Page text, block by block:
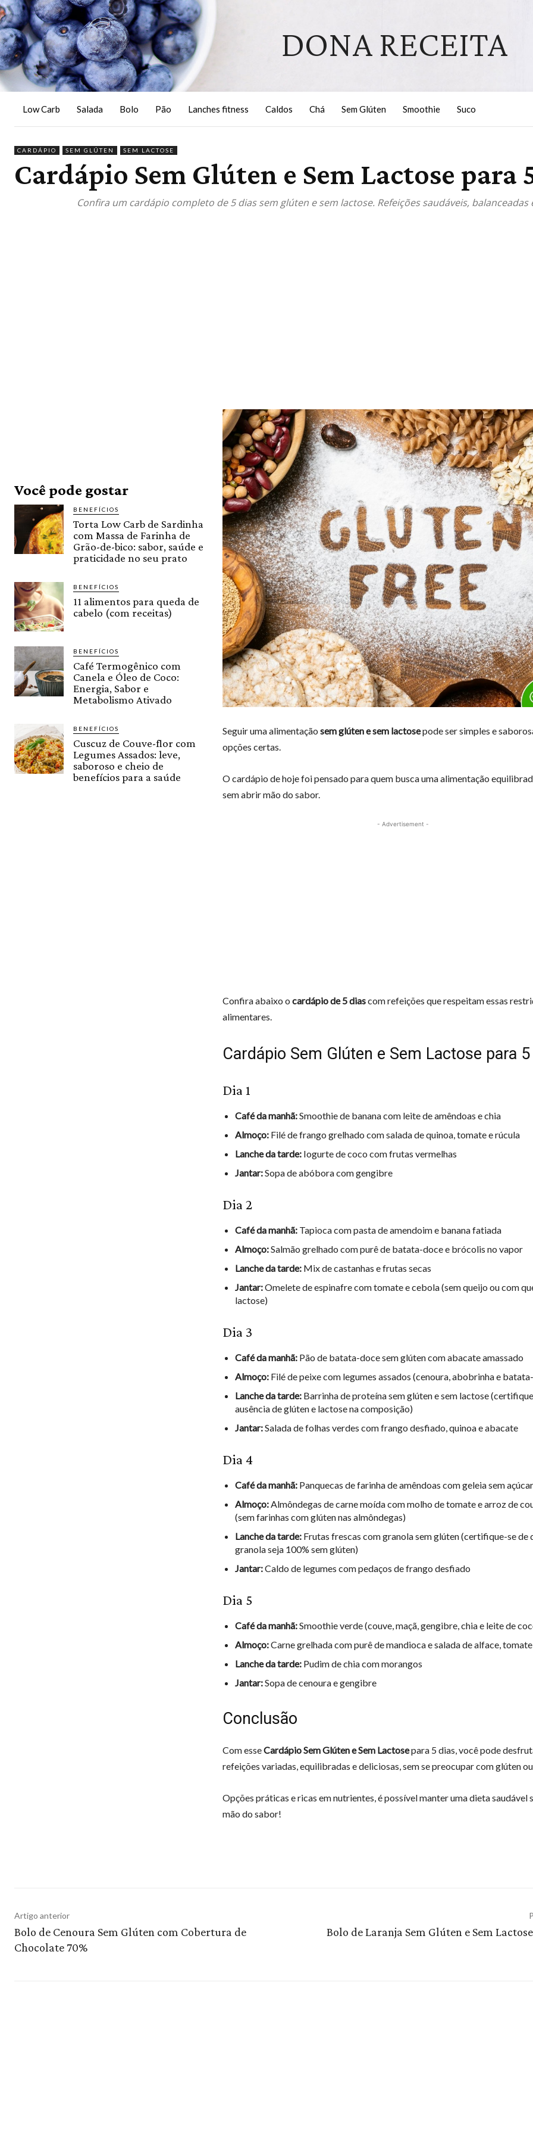
DONA RECEITA
Low Carb Salada Bolo Pão Lanches fitness Caldos Chá Sem Glúten Smoothie Suco
CARDÁPIO SEM GLÚTEN SEM LACTOSE
Cardápio Sem Glúten e Sem Lactose para
Confira um cardápio completo de 5 dias sem glúten e sem lactose. Refeições saudáveis,
Você pode gostar
BENEFÍCIOS
Torta Low Carb de Sardinha
com Massa de Farinha de
Grão-de-bico: sabor, saúde e
praticidade no seu prato
BENEFÍCIOS
11 alimentos para queda de
cabelo (com receitas)
BENEFÍCIOS
Café Termogênico com
Canela e Óleo de Coco:
Energia, Sabor e
Metabolismo Ativado
BENEFÍCIOS
Cuscuz de Couve-flor com
Legumes Assados: leve,
saboroso e cheio de
benefícios para a saúde
Seguir uma alimentação sem glúten e sem lactosepode ser simples e
opções certas.
O cardápio de hoje foi pensado para quem busca uma alimentação
sem abrir mão do sabor.
- Advertisement -
Confira abaixo o cardápio de 5 diascom refeições que respeitam essas
alimentares.
Cardápio Sem Glúten e Sem Lactose para
Dia 1
Café da manhã:Smoothie de banana com leite de amêndoas e chia
Almoço: Filé de frango grelhado com salada de quinoa, tomate e rúcula
Lanche da tarde: Iogurte de coco com frutas vermelhas
Jantar:Sopa de abóbora com gengibre
Dia 2
Café da manhã: Tapioca com pasta de amendoim e banana fatiada
Almoço:Salmão grelhado com purê de batata-doce e brócolis no vapor
Lanche da tarde: Mix de castanhas e frutas secas
Jantar:Omelete de espinafre com tomate e cebola (sem queijo ou com
lactose)
Dia 3
Café da manhã: Pão de batata-doce sem glúten com abacate amassado
Almoço: Filé de peixe com legumes assados (cenoura, abobrinha e
Lanche da tarde: Barrinha de proteína sem glúten e sem lactose
ausência de glúten e lactose na composição)
Jantar:Salada de folhas verdes com frango desfiado, quinoa e abacate
Dia 4
Café da manhã: Panquecas de farinha de amêndoas com geleia sem açúcar
Almoço:Almôndegas de carne moída com molho de tomate e arroz de
(sem farinhas com glúten nas almôndegas)
Lanche da tarde: Frutas frescas com granola sem glúten (certifique-se de
granola seja 100% sem glúten)
Jantar:Caldo de legumes com pedaços de frango desfiado
Dia 5
Café da manhã:Smoothie verde (couve, maçã, gengibre, chia e leite de
Almoço:Carne grelhada com purê de mandioca e salada de alface,
Lanche da tarde: Pudim de chia com morangos
Jantar:Sopa de cenoura e gengibre
Conclusão
Com esseCardápio Sem Glúten e Sem Lactosepara 5 dias, você pode
refeições variadas, equilibradas e deliciosas, sem se preocupar com glúten
Opções práticas e ricas em nutrientes, é possível manter uma dieta saudável
mão do sabor!
Artigo anterior
Bolo de Cenoura Sem Glúten com Cobertura de
Chocolate 70%
Bolo de Laranja Sem Glúten e Sem